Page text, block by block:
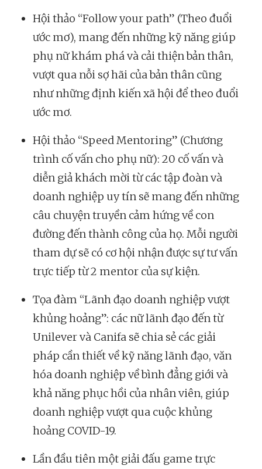
Hội thảo “Follow your path” (Theo đuổi
ước mơ), mang đến những kỹ năng giúp
phụ nữ khám phá và cải thiện bản thân,
vượt qua nỗi sợ hãi của bản thân cũng
như những định kiến xã hội để theo đuổi
ước mơ.
Hội thảo “Speed Mentoring” (Chương
trình cố vấn cho phụ nữ): 20 cố vấn và
diễn giả khách mời từ các tập đoàn và
doanh nghiệp uy tín sẽ mang đến những
câu chuyện truyền cảm hứng về con
đường đến thành công của họ. Mỗi người
tham dự sẽ có cơ hội nhận được sự tư vấn
trực tiếp từ 2 mentor của sự kiện.
Tọa đàm “Lãnh đạo doanh nghiệp vượt
khủng hoảng”: các nữ lãnh đạo đến từ
Unilever và Canifa sẽ chia sẻ các giải
pháp cần thiết về kỹ năng lãnh đạo, văn
hóa doanh nghiệp về bình đẳng giới và
khả năng phục hồi của nhân viên, giúp
doanh nghiệp vượt qua cuộc khủng
hoảng COVID-19.
Lần đầu tiên một giải đấu game trực